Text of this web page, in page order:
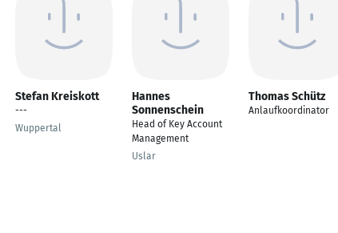
Stefan Kreiskott
---
Wuppertal
Hannes
Sonnenschein
Head of Key Account
Management
Uslar
Thomas Schütz
Anlaufkoordinator